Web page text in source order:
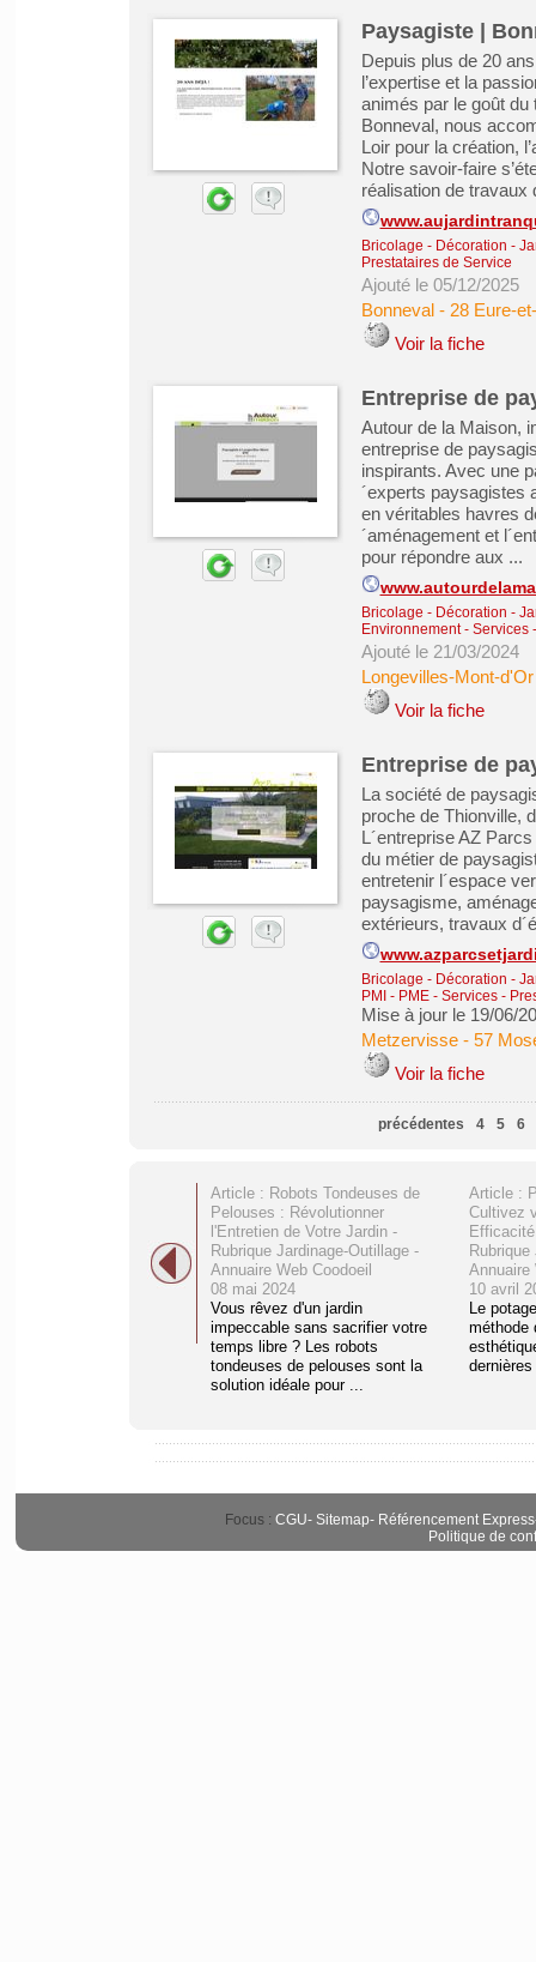
Paysagiste |
Depuis plus de 20
l’expertise et la
animés par le goût du
Bonneval, nous
Loir pour la création,
Notre savoir-faire
réalisation de travaux
Bricolage - Décoration -
Prestataires de Service
Ajouté le 05/12/2025
Bonneval- 28 Eure-
Voir la fiche
Entreprise de
Autour de la Maison,
entreprise de
inspirants. Avec une
´experts paysagistes
en véritables havres
´aménagement et
pour répondre aux ...
Bricolage - Décoration -
Environnement- Services
Ajouté le 21/03/2024
Longevilles-Mont-d'Or
Voir la fiche
Entreprise de
La société de
proche de Thionville,
L´entreprise AZ
du métier de
entretenir l´espace
paysagisme,
extérieurs, travaux
Bricolage - Décoration -
PMI - PME- Services -
Mise à jour le 19/06/
Metzervisse- 57
Voir la fiche
précédentes 4 5 6
Article : Robots Tondeuses de
Pelouses : Révolutionner
l'Entretien de Votre Jardin -
Rubrique Jardinage-Outillage -
Annuaire Web Coodoeil
08 mai 2024
Vous rêvez d'un jardin
impeccable sans sacrifier votre
temps libre ? Les robots
tondeuses de pelouses sont la
solution idéale pour ...
Article :
Cultivez
Annuaire
10 avril
Le
méthode
Focus : CGU- Sitemap- Référencement Express
Politique de